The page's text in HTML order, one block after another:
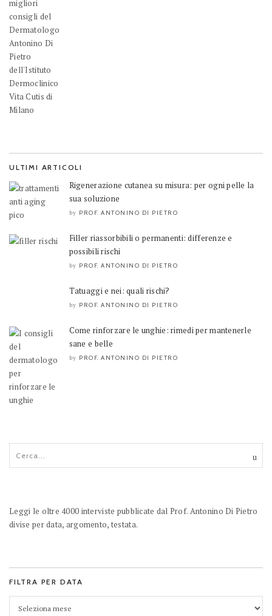
ULTIMI ARTICOLI
Rigenerazione cutanea su misura: per ogni pelle la
sua soluzione
by PROF. ANTONINO DI PIETRO
Filler riassorbibili o permanenti: differenze e
possibili rischi
by PROF. ANTONINO DI PIETRO
Tatuaggi e nei: quali rischi?
by PROF. ANTONINO DI PIETRO
Come rinforzare le unghie: rimedi per mantenerle
sane e belle
by PROF. ANTONINO DI PIETRO
Leggi le oltre 4000 interviste pubblicate dal Prof. Antonino Di Pietro
divise per data, argomento, testata.
FILTRA PER DATA